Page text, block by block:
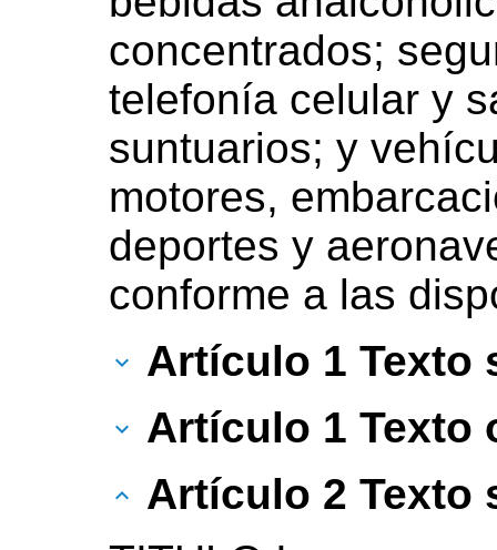
concentrados;
telefonía celular y
suntuarios; y
motores,
deportes y
conforme a las
Artículo 1 Texto
Artículo 1 Texto
Artículo 2 Texto